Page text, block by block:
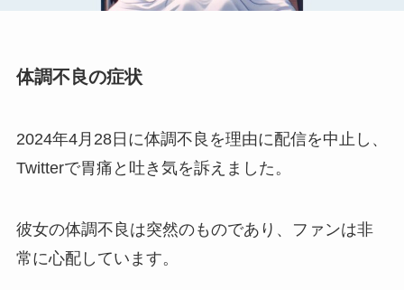
体調不良の症状
2024年4月28日に体調不良を理由に配信を中止し、
Twitterで胃痛と吐き気を訴えました。
彼女の体調不良は突然のものであり、ファンは非
常に心配しています。